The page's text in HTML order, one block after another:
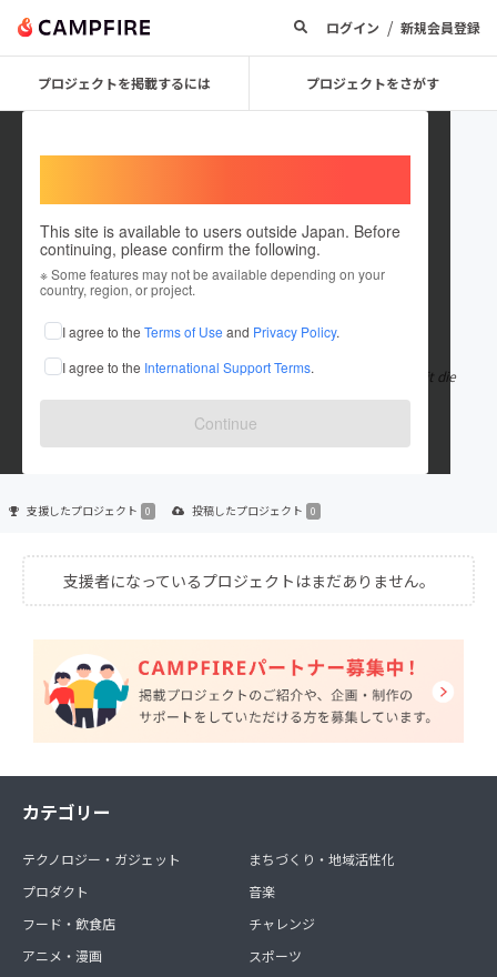
ログイン / 新規会員登録
プロジェクトを掲載するには プロジェクトをさがす
This site is available to users outside Japan. Before
continuing, please confirm the following.
※ Some features may not be available depending on your
country, region, or project.
I agree to the Terms of Use and Privacy Policy.
I agree to the International Support Terms.
Continue
Jack Stark
在住国：未設定
出身国：未設定
RandM Tornado 20000 is een wegwerpvape met hoge capaciteit die
een soepele en consistente もっと見る
支援したプロジェクト 0 投稿したプロジェクト 0
支援者になっているプロジェクトはまだありません。
カテゴリー
テクノロジー・ガジェット
プロダクト
フード・飲食店
アニメ・漫画
まちづくり・地域活性化
音楽
チャレンジ
スポーツ